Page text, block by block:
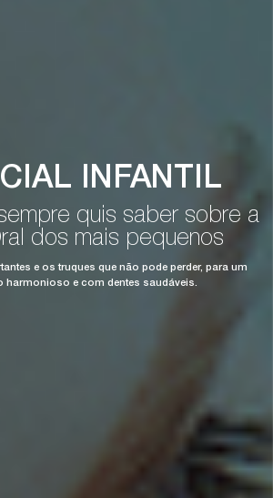
INFANTIL
quis saber sobre a
dos mais pequenos
e os truques que não pode perder, para um
harmonioso e com dentes saudáveis.